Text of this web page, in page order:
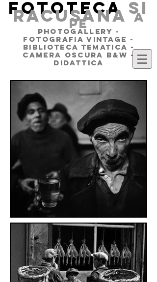
FOTOTECA SI
RACUSANAa
pe
PHOTOGALLERY -
FOTOGRAFIA VINTAGE -
BIBLIOTECA TEMATICA -
CAMERA OSCURA B&W -
DIDATTICA